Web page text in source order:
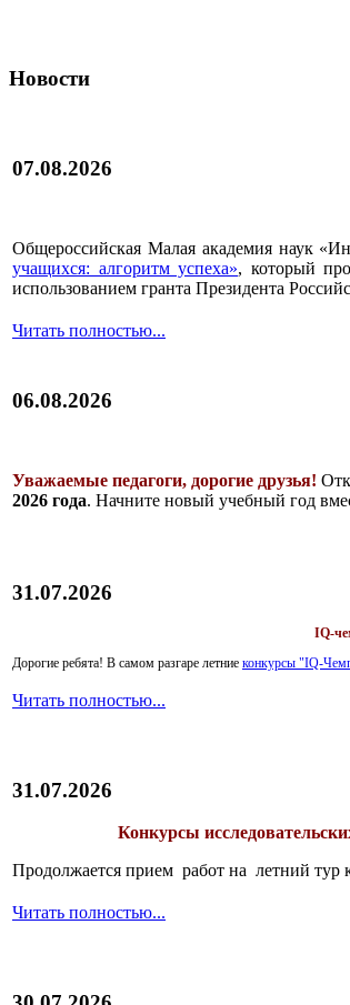
Новости
07.08.2026
Общероссийская Малая академия наук
учащихся: алгоритм успеха», который
использованием гранта Президента
Читать полностью...
06.08.2026
Уважаемые педагоги, дорогие друзья!
2026 года. Начните новый учебный год
31.07.2026
IQ-
Дорогие ребята! В самом разгаре летние конкурсы "IQ-
Читать полностью...
31.07.2026
Конкурсы
Продолжается прием работ на летний тур
Читать полностью...